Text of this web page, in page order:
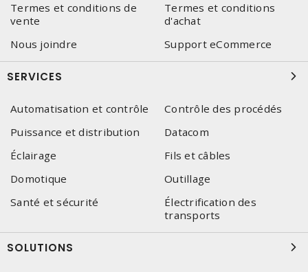
Termes et conditions de
vente
Termes et conditions
d'achat
Nous joindre
Support eCommerce
SERVICES
Automatisation et contrôle
Contrôle des procédés
Puissance et distribution
Datacom
Éclairage
Fils et câbles
Domotique
Outillage
Santé et sécurité
Électrification des
transports
SOLUTIONS